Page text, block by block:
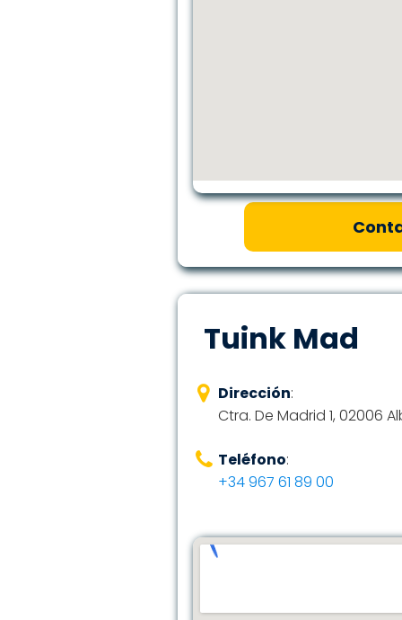
Tuink Mad
Dirección:
Ctra. De Madrid 1, 02006
Teléfono:
+34 967 61 89 00